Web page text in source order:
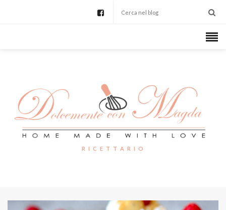
R I C E T T A R I O